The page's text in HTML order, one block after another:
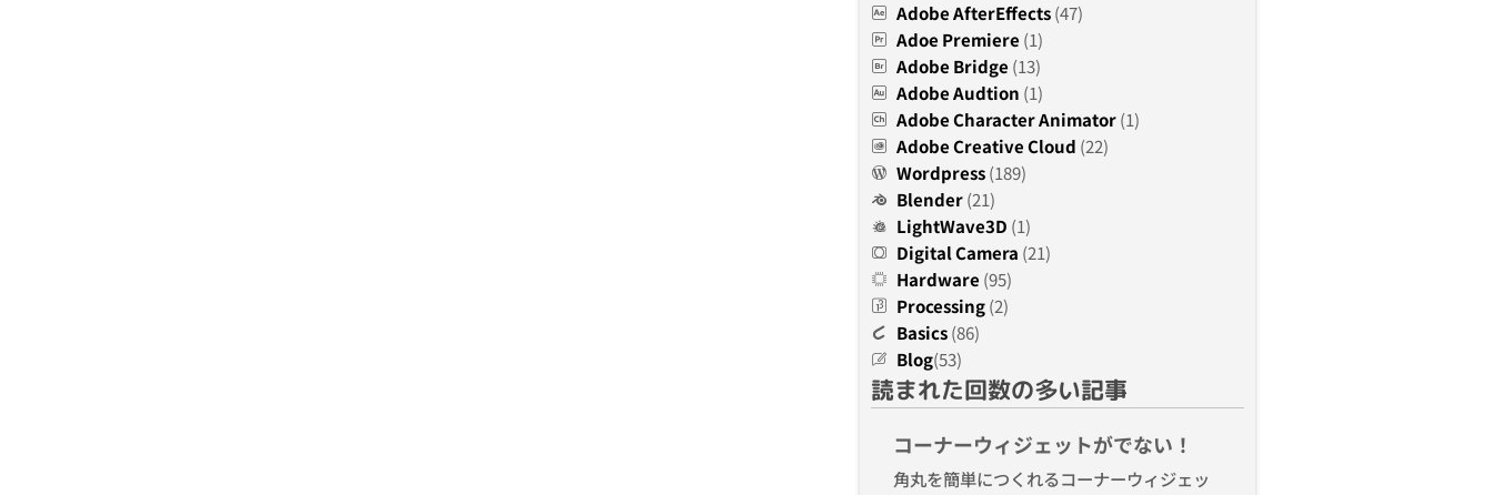
Adobe AfterEffects(47)
Adoe Premiere (1)
Adobe Bridge (13)
Adobe Audtion (1)
Adobe Character Animator(1)
Adobe Creative Cloud (22)
Wordpress(189)
Blender(21)
LightWave3D (1)
Digital Camera (21)
Hardware (95)
Processing(2)
Basics(86)
Blog(53)
読まれた回数の多い記事
コーナーウィジェットがでない！
角丸を簡単につくれるコーナーウィジェッ